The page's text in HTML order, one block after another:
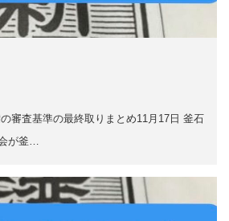
審査基準の最終取りまとめ11月17日 釜石
が釜…